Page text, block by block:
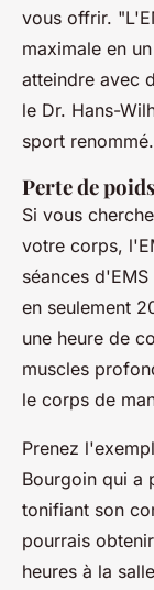
vous offrir.
maximale en
atteindre avec
le Dr. Hans-
sport renommé.
Perte de
Si vous
votre corps,
séances
en seulement
une heure de
muscles
le corps de
Prenez
Bourgoin qui a
tonifiant son
pourrais
heures à la